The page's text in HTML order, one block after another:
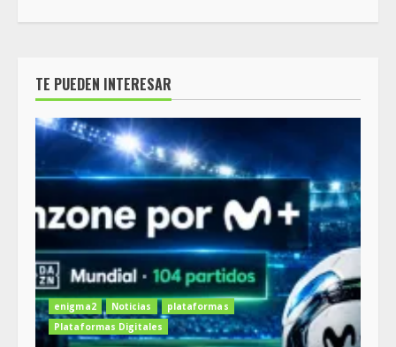
TE PUEDEN INTERESAR
enigma2 Noticias
plataformas
Plataformas Digitales